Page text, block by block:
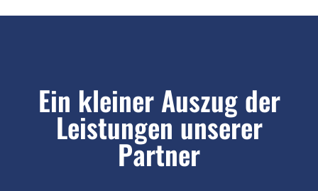
Ein kleiner Auszug der
Leistungen unserer
Partner